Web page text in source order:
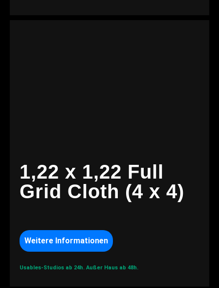
1,22 x 1,22 Full
Grid Cloth (4 x 4)
Weitere Informationen
Usables-Studios ab 24h. Außer Haus ab 48h.